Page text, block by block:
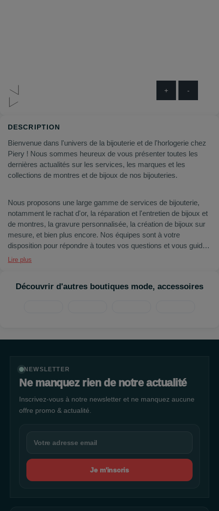
+ -
DESCRIPTION
Bienvenue dans l'univers de la bijouterie et de l'horlogerie chez
Piery ! Nous sommes heureux de vous présenter toutes les
dernières actualités sur les services, les marques et les
collections de montres et de bijoux de nos bijouteries.
Nous proposons une large gamme de services de bijouterie,
notamment le rachat d'or, la réparation et l'entretien de bijoux et
de montres, la gravure personnalisée, la création de bijoux sur
mesure, et bien plus encore. Nos équipes sont à votre
disposition pour répondre à toutes vos questions et vous guider
dans vos choix de bijoux et de montres.
Lire plus
Découvrir d'autres boutiques mode, accessoires
NEWSLETTER
Ne manquez rien de notre actualité
Inscrivez-vous à notre newsletter et ne manquez aucune
offre promo & actualité.
Je m'inscris